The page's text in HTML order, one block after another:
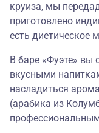
круиза, мы
приготовлено
есть диетическое
В баре «Фуэте» вы
вкусными
насладиться
(арабика из